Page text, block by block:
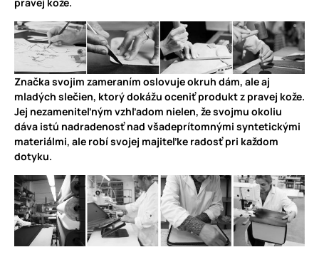
Značka svojim zameraním oslovuje okruh dám, ale aj
mladých slečien, ktorý dokážu oceniť produkt z pravej kože.
Jej nezameniteľným vzhľadom nielen, že svojmu okoliu
dáva istú nadradenosť nad všadeprítomnými syntetickými
materiálmi, ale robí svojej majiteľke radosť pri každom
dotyku.